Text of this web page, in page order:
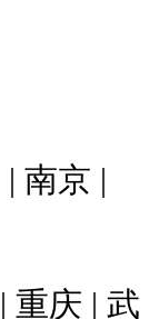
南京 |
重庆 | 武